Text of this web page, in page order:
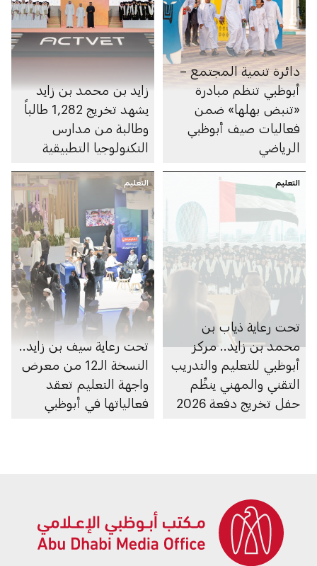
دائرة تنمية المجتمع –
أبوظبي تنظم مبادرة
«تنبض بهلها» ضمن
فعاليات صيف أبوظبي
الرياضي
زايد بن محمد بن زايد
يشهد تخريج 1,282 طالباً
وطالبة من مدارس
التكنولوجيا التطبيقية
التعليم
تحت رعاية ذياب بن
محمد بن زايد.. مركز
أبوظبي للتعليم والتدريب
التقني والمهني ينظِّم
حفل تخريج دفعة 2026
التعليم
تحت رعاية سيف بن زايد..
النسخة الـ12 من معرض
واجهة التعليم تعقد
فعالياتها في أبوظبي